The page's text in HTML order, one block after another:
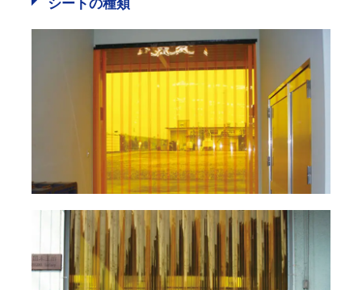
シートの種類